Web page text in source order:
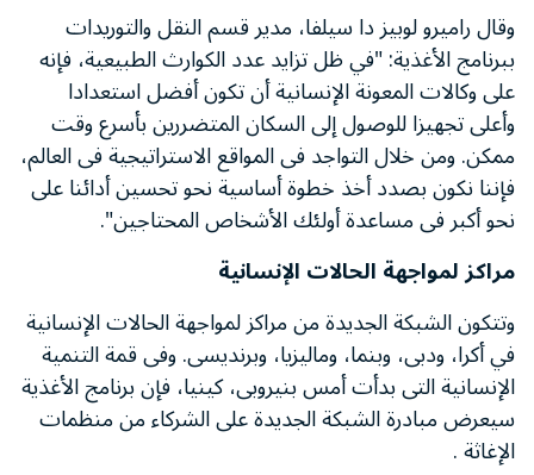
وقال راميرو لوبيز دا سيلفا، مدير قسم النقل والتوريدات
ببرنامج الأغذية: "في ظل تزايد عدد الكوارث الطبيعية، فإنه
على وكالات المعونة الإنسانية أن تكون أفضل استعدادا
وأعلى تجهيزا للوصول إلى السكان المتضررين بأسرع وقت
ممكن. ومن خلال التواجد فى المواقع الاستراتيجية فى العالم،
فإننا نكون بصدد أخذ خطوة أساسية نحو تحسين أدائنا على
نحو أكبر فى مساعدة أولئك الأشخاص المحتاجين".
مراكز لمواجهة الحالات الإنسانية
وتتكون الشبكة الجديدة من مراكز لمواجهة الحالات الإنسانية
في أكرا، ودبى، وبنما، وماليزيا، وبرنديسى. وفى قمة التنمية
الإنسانية التى بدأت أمس بنيروبى، كينيا، فإن برنامج الأغذية
سيعرض مبادرة الشبكة الجديدة على الشركاء من منظمات
الإغاثة .